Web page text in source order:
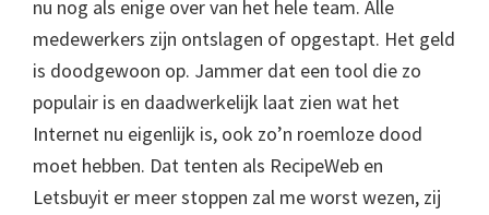
nu nog als enige over van het hele team. Alle
medewerkers zijn ontslagen of opgestapt. Het geld
is doodgewoon op. Jammer dat een tool die zo
populair is en daadwerkelijk laat zien wat het
Internet nu eigenlijk is, ook zo’n roemloze dood
moet hebben. Dat tenten als RecipeWeb en
Letsbuyit er meer stoppen zal me worst wezen, zij